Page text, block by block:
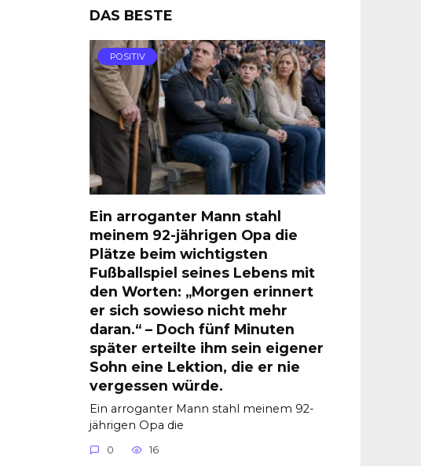
DAS BESTE
POSITIV
Ein arroganter Mann stahl
meinem 92-jährigen Opa die
Plätze beim wichtigsten
Fußballspiel seines Lebens mit
den Worten: „Morgen erinnert
er sich sowieso nicht mehr
daran.“ – Doch fünf Minuten
später erteilte ihm sein eigener
Sohn eine Lektion, die er nie
vergessen würde.
Ein arroganter Mann stahl meinem 92-
jährigen Opa die
0 16